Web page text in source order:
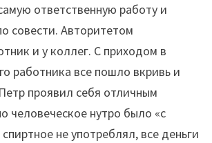
ответственную работу и
совести. Авторитетом
и у коллег. С приходом в
работника все пошло вкривь и
проявил себя отличным
человеческое нутро было «с
не употреблял, все деньги